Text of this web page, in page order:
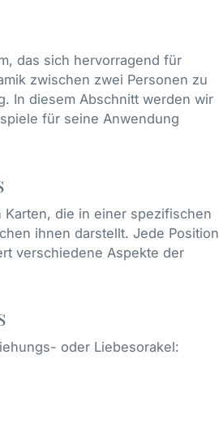
das sich hervorragend für
zwischen zwei Personen zu
In diesem Abschnitt werden wir
für seine Anwendung
die in einer spezifischen
ihnen darstellt. Jede Position
verschiedene Aspekte der
oder Liebesorakel: